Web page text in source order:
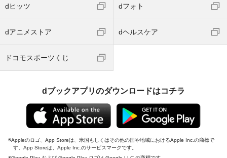
dヒッツ dフォト
dアニメストア dヘルスケア
ドコモスポーツくじ
dブックアプリのダウンロードはコチラ
Appleのロゴ、App Storeは、米国もしくはその他の国や地域におけるApple Inc.の商標で
す。App Storeは、Apple Inc.のサービスマークです。